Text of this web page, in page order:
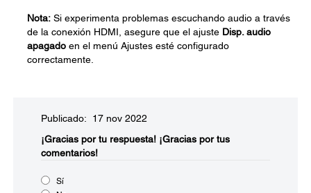
Nota: Si experimenta problemas escuchando audio a través
de la conexión HDMI, asegure que el ajuste Disp. audio
apagado en el menú Ajustes esté configurado
correctamente.
Publicado: 17 nov 2022
¡Gracias por tu respuesta! ¡Gracias por tus
comentarios!
Sí